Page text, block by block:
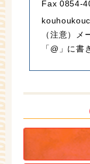
Fax 0854-
（注意）メ
「@」に書